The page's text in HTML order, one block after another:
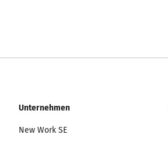
Unternehmen
New Work SE